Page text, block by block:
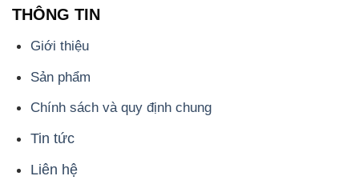
THÔNG TIN
Giới thiệu
Sản phẩm
Chính sách và quy định chung
Tin tức
Liên hệ